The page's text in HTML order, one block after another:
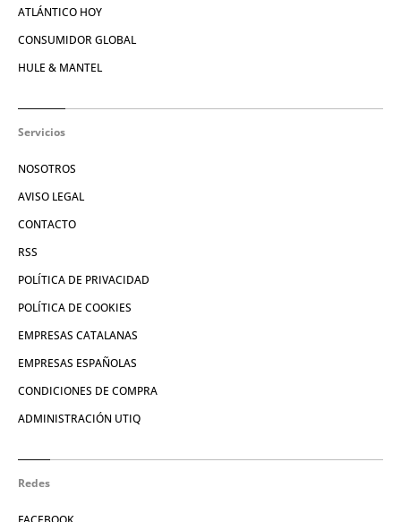
ATLÁNTICO HOY
CONSUMIDOR GLOBAL
HULE & MANTEL
Servicios
NOSOTROS
AVISO LEGAL
CONTACTO
RSS
POLÍTICA DE PRIVACIDAD
POLÍTICA DE COOKIES
EMPRESAS CATALANAS
EMPRESAS ESPAÑOLAS
CONDICIONES DE COMPRA
ADMINISTRACIÓN UTIQ
Redes